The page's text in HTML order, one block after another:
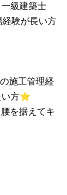
級建築士
経験が長い方
施工管理経
方⭐
を据えてキ